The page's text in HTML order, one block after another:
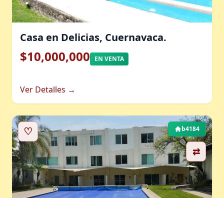
Casa en Delicias, Cuernavaca.
$10,000,000 EN VENTA
Ver Detalles →
♡
⇄
b4184